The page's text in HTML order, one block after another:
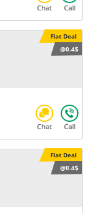
Flat Deal
@0.4$
Flat Deal
@0.4$